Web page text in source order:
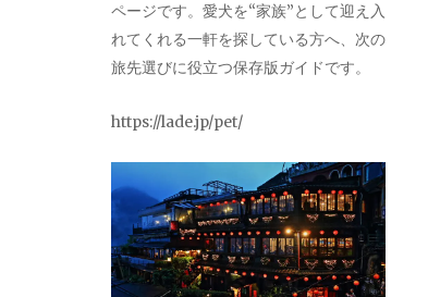
ページです。愛犬を“家族”として迎え入
れてくれる一軒を探している方へ、次の
旅先選びに役立つ保存版ガイドです。
https://lade.jp/pet/